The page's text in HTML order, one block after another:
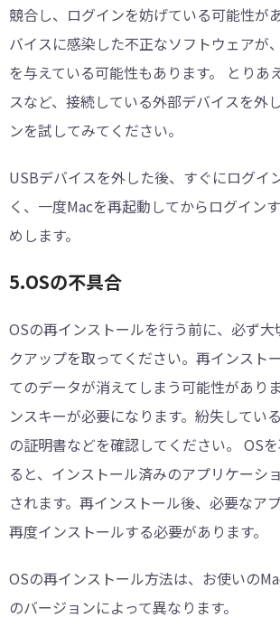
競合し、ログインを妨げている可能性が
バイスに感染した不正なソフトウェアが
を与えている可能性もあります。 とりあ
スなど、接続している外部デバイスを外
ンを試してみてください。
USBデバイスを外した後、すぐにログイ
く、一度Macを再起動してからログイン
めします。
︎5.OSの不具合
OSの再インストールを行う前に、必ず大
クアップを取ってください。再インスト
てのデータが消えてしまう可能性があり
ンスキーが必要になります。紛失してい
の証明書などを確認してください。 OS
ると、インストール済みのアプリケーシ
されます。再インストール後、必要なア
再度インストールする必要があります。
OSの再インストール方法は、お使いの
のバージョンによって異なります。